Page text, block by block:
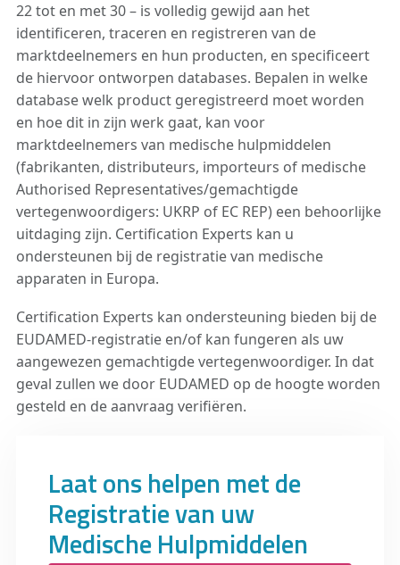
22 tot en met 30 – is volledig gewijd aan het
identificeren, traceren en registreren van de
marktdeelnemers en hun producten, en specificeert
de hiervoor ontworpen databases. Bepalen in welke
database welk product geregistreerd moet worden
en hoe dit in zijn werk gaat, kan voor
marktdeelnemers van medische hulpmiddelen
(fabrikanten, distributeurs, importeurs of medische
Authorised Representatives/gemachtigde
vertegenwoordigers: UKRP of EC REP) een behoorlijke
uitdaging zijn. Certification Experts kan u
ondersteunen bij de registratie van medische
apparaten in Europa.
Certification Experts kan ondersteuning bieden bij de
EUDAMED-registratie en/of kan fungeren als uw
aangewezen gemachtigde vertegenwoordiger. In dat
geval zullen we door EUDAMED op de hoogte worden
gesteld en de aanvraag verifiëren.
Laat ons helpen met de
Registratie van uw
Medische Hulpmiddelen